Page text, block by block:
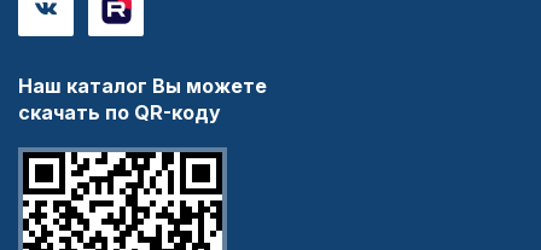
Наш каталог Вы можете
скачать по QR-коду